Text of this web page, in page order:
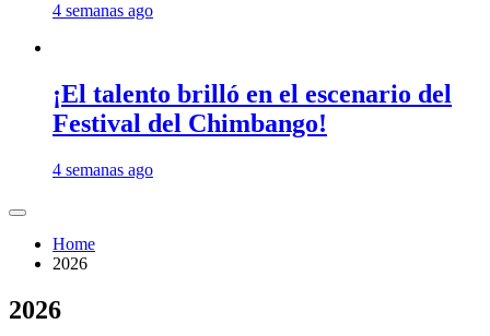
4 semanas ago
¡El talento brilló en el escenario del
Festival del Chimbango!
4 semanas ago
Home
2026
2026